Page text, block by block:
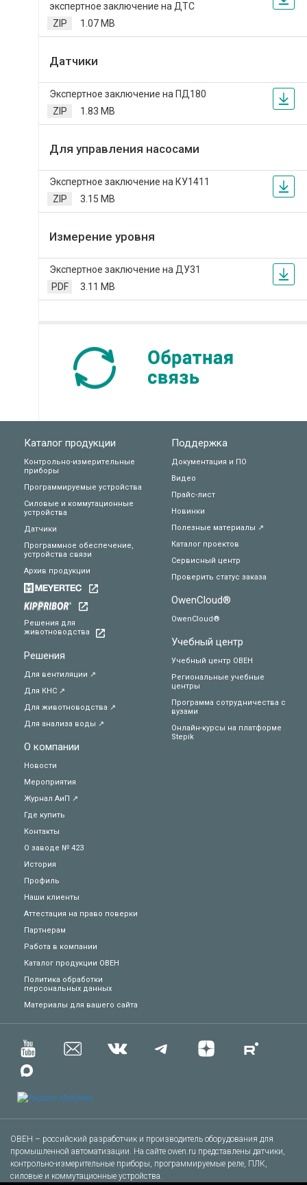
экспертное заключение на ДТС
ZIP
1.07 MB
Датчики
Экспертное заключение на ПД180
ZIP
1.83 MB
Для управления насосами
Экспертное заключение на КУ1411
ZIP
3.15 MB
Измерение уровня
Экспертное заключение на ДУ31
PDF
3.11 MB
Каталог продукции
Контрольно-измерительные
приборы
Программируемые устройства
Силовые и коммутационные
устройства
Датчики
Программное обеспечение,
устройства связи
Архив продукции
Решения для
животноводства
Решения
Для вентиляции ↗
Для КНС ↗
Для животноводства ↗
Для анализа воды ↗
О компании
Новости
Мероприятия
Журнал АиП ↗
Где купить
Контакты
О заводе № 423
История
Профиль
Наши клиенты
Аттестация на право поверки
Партнерам
Работа в компании
Каталог продукции ОВЕН
Политика обработки
персональных данных
Материалы для вашего сайта
Поддержка
Документация и ПО
Видео
Прайс-лист
Новинки
Полезные материалы ↗
Каталог проектов
Сервисный центр
Проверить статус заказа
OwenCloud®
OwenCloud®
Учебный центр
Учебный центр ОВЕН
Региональные учебные
центры
Программа сотрудничества с
вузами
Онлайн-курсы на платформе
Stepik
ОВЕН – российский разработчик и производитель оборудования для
промышленной автоматизации. На сайте owen.ru представлены датчики,
контрольно-измерительные приборы, программируемые реле, ПЛК,
силовые и коммутационные устройства.
Сказать спасибо
Другое